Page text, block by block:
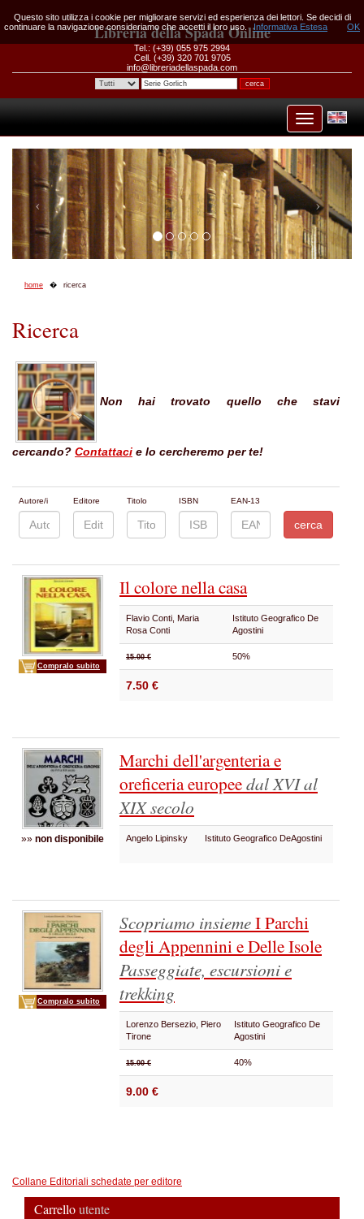
Libreria della Spada Online
Tel.: (+39) 055 975 2994
Cell. (+39) 320 701 9705
info@libreriadellaspada.com
home ricerca
Ricerca
Non hai trovato quello che stavi
cercando? Contattaci e lo cercheremo per te!
Autore/i Editore Titolo ISBN EAN-13
Compralo subito
Il colore nella casa
Flavio Conti, Maria
Rosa Conti
Istituto Geografico De
Agostini
15.00 € 50%
7.50 €
»» non disponibile
Marchi dell'argenteria e
oreficeria europeedal XVI al
XIX secolo
Angelo Lipinsky Istituto Geografico DeAgostini
Compralo subito
Scopriamo insiemeI Parchi
degli Appennini e Delle Isole
Passeggiate, escursioni e
trekking
Lorenzo Bersezio, Piero
Tirone
Istituto Geografico De
Agostini
15.00 € 40%
9.00 €
Collane Editoriali schedate per editore
Carrelloutente
Questo sito utilizza i cookie per migliorare servizi ed esperienza dei lettori. Se decidi di
continuare la navigazione consideriamo che accetti il loro uso.
Informativa Estesa OK